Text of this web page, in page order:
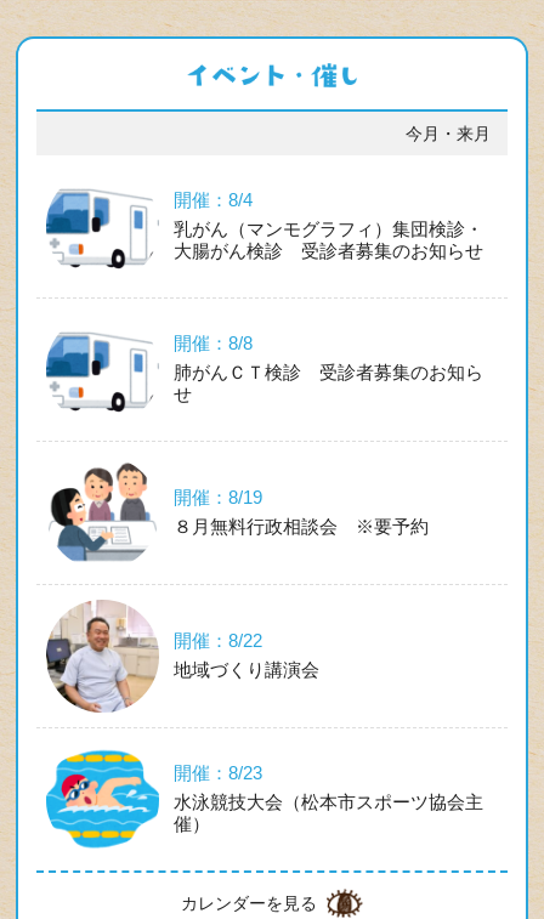
今月・来月
開催：8/4
乳がん（マンモグラフィ）集団検診・
大腸がん検診 受診者募集のお知らせ
開催：8/8
肺がんＣＴ検診 受診者募集のお知ら
せ
開催：8/19
８月無料行政相談会 ※要予約
開催：8/22
地域づくり講演会
開催：8/23
水泳競技大会（松本市スポーツ協会主
催）
カレンダーを見る